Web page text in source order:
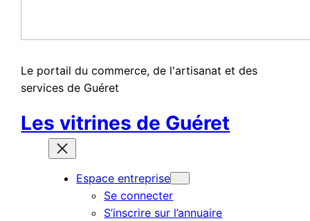
Le portail du commerce, de l'artisanat et des
services de Guéret
Les vitrines de Guéret
Espace entreprise
Se connecter
S’inscrire sur l’annuaire